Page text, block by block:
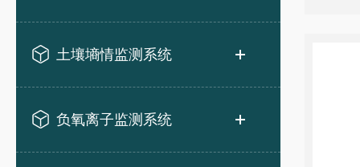
土壤墒情监测系统
负氧离子监测系统